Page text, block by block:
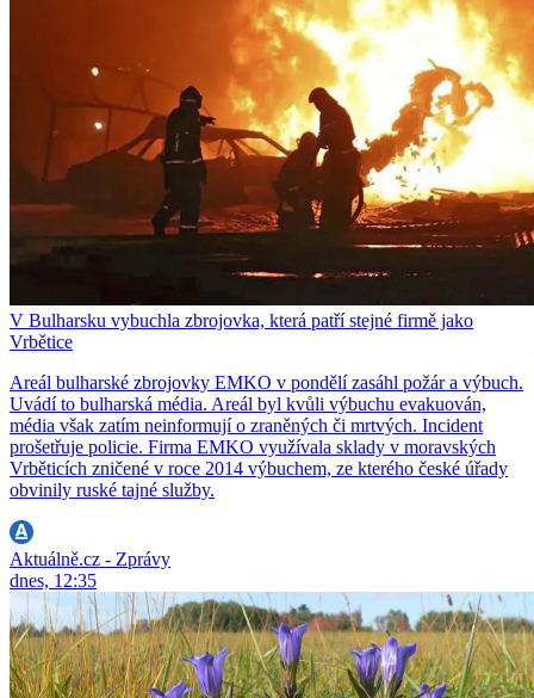
V Bulharsku vybuchla zbrojovka, která patří stejné firmě jako
Vrbětice
Areál bulharské zbrojovky EMKO v pondělí zasáhl požár a výbuch.
Uvádí to bulharská média. Areál byl kvůli výbuchu evakuován,
média však zatím neinformují o zraněných či mrtvých. Incident
prošetřuje policie. Firma EMKO využívala sklady v moravských
Vrběticích zničené v roce 2014 výbuchem, ze kterého české úřady
obvinily ruské tajné služby.
Aktuálně.cz - Zprávy
dnes, 12:35